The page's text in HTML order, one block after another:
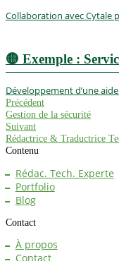
Collaboration avec Cytale
🟡 Exemple :
Développement d’une
Précédent
Gestion de la sécurité
Suivant
Rédactrice & Traductrice
Contenu
Rédac. Tech. Experte
Portfolio
Blog
Contact
À propos
Contact